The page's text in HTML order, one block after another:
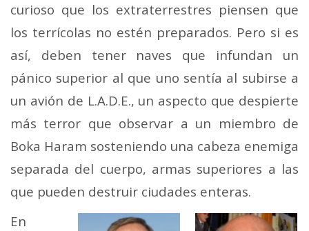
curioso que los extraterrestres piensen que
los terrícolas no estén preparados. Pero si es
así, deben tener naves que infundan un
pánico superior al que uno sentía al subirse a
un avión de L.A.D.E., un aspecto que despierte
más terror que observar a un miembro de
Boka Haram sosteniendo una cabeza enemiga
separada del cuerpo, armas superiores a las
que pueden destruir ciudades enteras.
En